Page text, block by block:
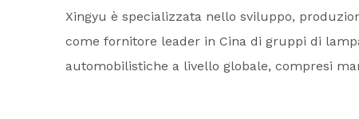
Xingyu è specializzata nello sviluppo,
come fornitore leader in Cina di gruppi di
automobilistiche a livello globale, compresi